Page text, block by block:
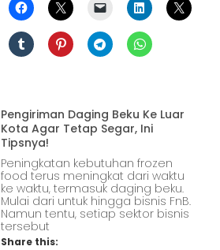
Pengiriman Daging Beku Ke Luar
Kota Agar Tetap Segar, Ini
Tipsnya!
Peningkatan kebutuhan frozen
food terus meningkat dari waktu
ke waktu, termasuk daging beku.
Mulai dari untuk hingga bisnis FnB.
Namun tentu, setiap sektor bisnis
tersebut
Share this: